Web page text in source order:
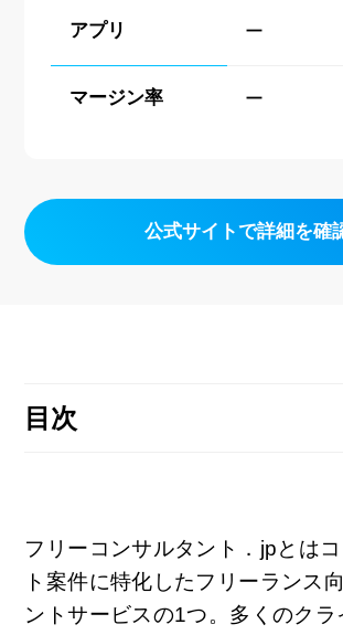
アプリ ー
マージン率 ー
公式サイトで詳細を確
目次
フリーコンサルタント．jpとは
ト案件に特化したフリーランス
ントサービスの1つ。多くのク